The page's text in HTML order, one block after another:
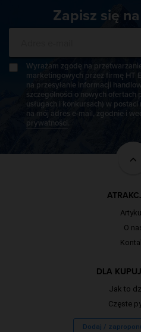
Zapisz się
Wyrażam zgodę na
marketingowych przez firmę HT
na przesyłanie informacji
szczególności o nowych
usługach i konkursach) w
na mój adres e-mail, zgodnie i
prywatności.
O
DLA
Jak to
Częste
Dodaj /